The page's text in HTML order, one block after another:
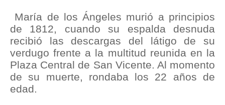
María de los Ángeles murió a principios
de 1812, cuando su espalda desnuda
recibió las descargas del látigo de su
verdugo frente a la multitud reunida en la
Plaza Central de San Vicente. Al momento
de su muerte, rondaba los 22 años de
edad.